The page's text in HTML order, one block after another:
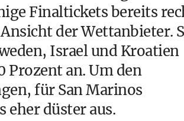
Finaltickets bereits
der Wettanbieter.
Israel und Kroatien
an. Um den
für San Marinos
eher düster aus.